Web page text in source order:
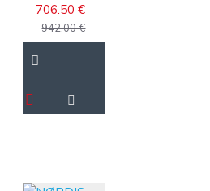
706.50 €
942.00 €